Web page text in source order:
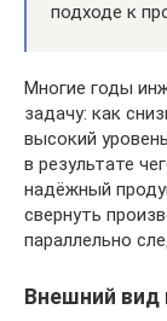
подходе к
Многие годы
задачу: как
высокий
в результате
надёжный
свернуть
параллельно
Внешний вид